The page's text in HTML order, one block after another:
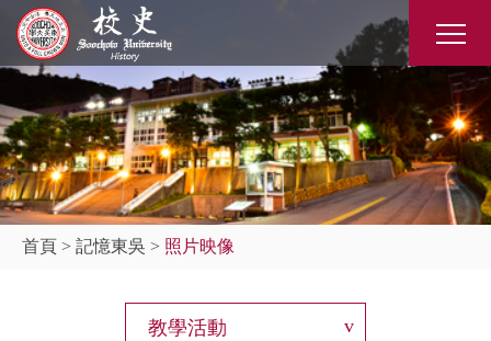
首頁 > 記憶東吳 > 照片映像
教學活動